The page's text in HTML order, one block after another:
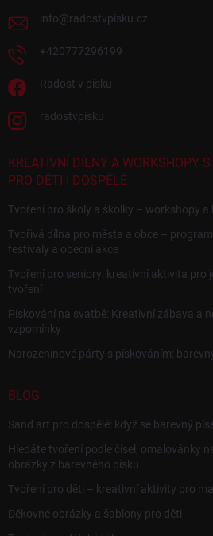
info@radostvpisku.cz
+420777296199
Radost v písku
radostvpisku
KREATIVNÍ DÍLNY A WORKSHOPY
PRO DĚTI I DOSPĚLÉ
Tvoření pro školy a školky – workshopy a
Tvořivá dílna pro města a obce –
festivaly a obecní akce
Tvoření pro seniory: kreativní aktivita pro
tvoření
Pískování na svatbě: Kreativní zábava a
vzpomínky
Narozeninové párty s pískováním:
BLOG
Sand art pro dospělé: když se barevný
Hledáte tvoření podle čísel, omalovánky
obrázky z barevného písku
Tvoření pro děti – kreativní aktivity pro
Děkovné obrázky a šablony pro děti